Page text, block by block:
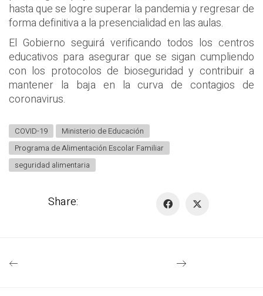
hasta que se logre superar la pandemia y regresar de
forma definitiva a la presencialidad en las aulas.
El Gobierno seguirá verificando todos los centros
educativos para asegurar que se sigan cumpliendo
con los protocolos de bioseguridad y contribuir a
mantener la baja en la curva de contagios de
coronavirus.
COVID-19
Ministerio de Educación
Programa de Alimentación Escolar Familiar
seguridad alimentaria
Share: